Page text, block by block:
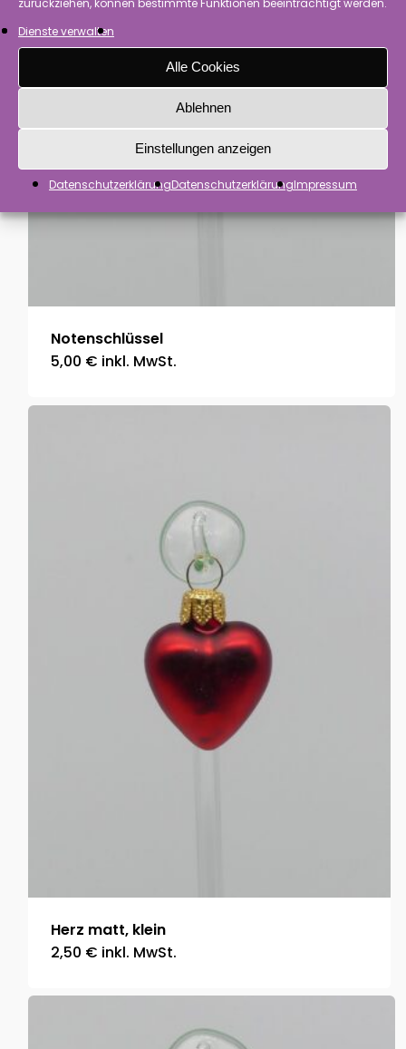
Dienste verwalten
Alle Cookies
Ablehnen
Einstellungen anzeigen
DatenschutzerklärungDatenschutzerklärungImpressum
Notenschlüssel
5,00 € inkl. MwSt.
Herz matt, klein
2,50 € inkl. MwSt.